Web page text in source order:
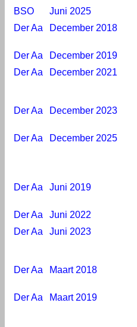
BSO Juni 2025
Der Aa
December 2018
Der Aa December 2019
Der Aa
December 2021
Der Aa December 2023
Der Aa December 2025
Der Aa Juni 2019
Der Aa Juni 2022
Der Aa
Juni 2023
Der Aa Maart 2018
Der Aa
Maart 2019